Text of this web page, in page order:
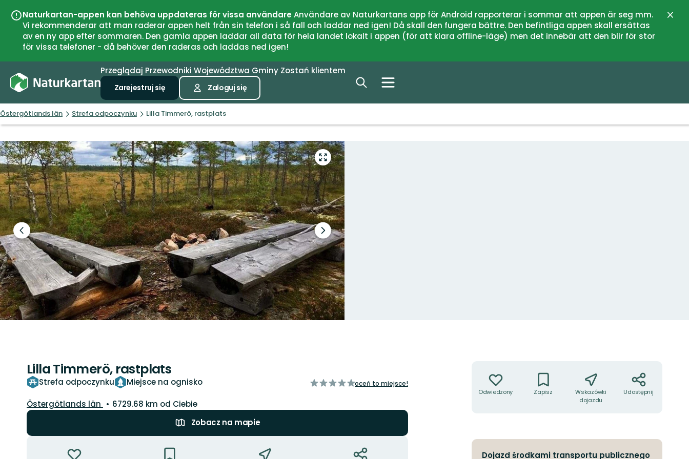
Naturkartan-appen kan behöva uppdateras för vissa användareAnvändare av Naturkartans app för Android rapporterar i sommar att appen är seg mm.
Vi rekommenderar att man raderar appen helt från sin telefon i så fall och laddar ned igen! Då skall den fungera bättre. Den befintliga appen skall ersättas
av en ny app efter sommaren. Den gamla appen laddar all data för hela landet lokalt i appen (för att klara offline-läge) men det innebär att den blir för stor
för vissa telefoner - då behöver den raderas och laddas ned igen!
Przeglądaj Przewodniki Województwa Gminy Zostań klientem
Zarejestruj się Zaloguj się
Östergötlands län Strefa odpoczynku Lilla Timmerö, rastplats
Przejdź
do
trybu
pełnoekranowego
Poprzedni
slajd
Następny
slajd
Lilla Timmerö, rastplats
Strefa odpoczynku Miejsce na ognisko
z
oceń to miejsce!
Województwo:
Östergötlands län
6729.68 km od Ciebie
Zobacz na mapie
Odwiedzony Zapisz
Wskazówki
dojazdu
Udostępnij
Dojazd środkami transportu publicznego